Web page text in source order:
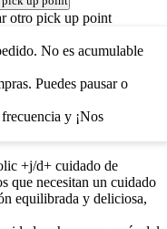
otro pick up point
No es acumulable
Puedes pausar o
y ¡Nos
+j/d+ cuidado de
que necesitan un cuidado
equilibrada y deliciosa,